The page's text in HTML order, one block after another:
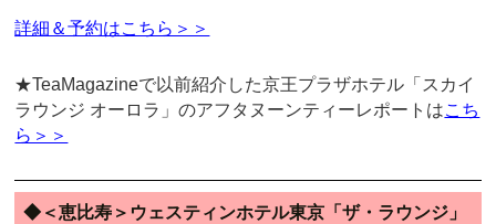
詳細＆予約はこちら＞＞
★TeaMagazineで以前紹介した京王プラザホテル「スカイ
ラウンジ オーロラ」のアフタヌーンティーレポートはこち
ら＞＞
◆＜恵比寿＞ウェスティンホテル東京「ザ・ラウンジ」